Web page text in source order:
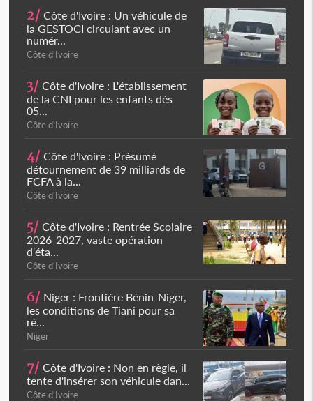
2/ Côte d'Ivoire : Un véhicule de
la GESTOCI circulant avec un
numér...
Côte d'Ivoire
3/ Côte d'Ivoire : L'établissement
de la CNI pour les enfants dès
05...
Côte d'Ivoire
4/ Côte d'Ivoire : Présumé
détournement de 39 milliards de
FCFA à la...
Côte d'Ivoire
5/ Côte d'Ivoire : Rentrée Scolaire
2026-2027, vaste opération
d'éta...
Côte d'Ivoire
6/ Niger : Frontière Bénin-Niger,
les conditions de Tiani pour sa
ré...
Niger
7/ Côte d'Ivoire : Non en règle, il
tente d'insérer son véhicule dan...
Côte d'Ivoire